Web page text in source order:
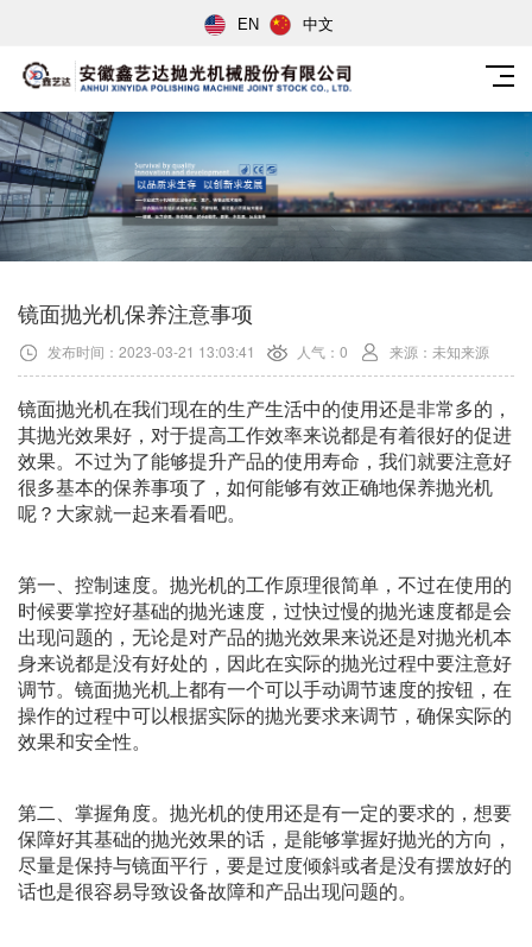
EN 中文
镜面抛光机保养注意事项
发布时间：2023-03-21 13:03:41 人气：0 来源：未知来源
镜面抛光机在我们现在的生产生活中的使用还是非常多的，
其抛光效果好，对于提高工作效率来说都是有着很好的促进
效果。不过为了能够提升产品的使用寿命，我们就要注意好
很多基本的保养事项了，如何能够有效正确地保养抛光机
呢？大家就一起来看看吧。
第一、控制速度。抛光机的工作原理很简单，不过在使用的
时候要掌控好基础的抛光速度，过快过慢的抛光速度都是会
出现问题的，无论是对产品的抛光效果来说还是对抛光机本
身来说都是没有好处的，因此在实际的抛光过程中要注意好
调节。镜面抛光机上都有一个可以手动调节速度的按钮，在
操作的过程中可以根据实际的抛光要求来调节，确保实际的
效果和安全性。
第二、掌握角度。抛光机的使用还是有一定的要求的，想要
保障好其基础的抛光效果的话，是能够掌握好抛光的方向，
尽量是保持与镜面平行，要是过度倾斜或者是没有摆放好的
话也是很容易导致设备故障和产品出现问题的。